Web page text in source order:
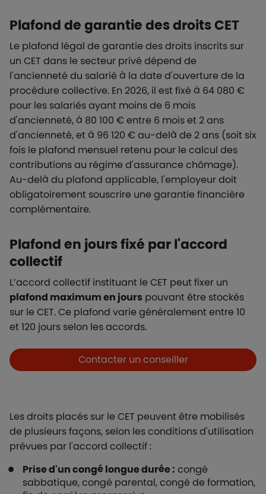
Plafond de garantie des droits CET
Le plafond légal de garantie des droits inscrits sur
un CET dans le secteur privé dépend de
l'ancienneté du salarié à la date d'ouverture de la
procédure collective. En 2026, il est fixé à 64 080 €
pour les salariés ayant moins de 6 mois
d'ancienneté, à 80 100 € entre 6 mois et 2 ans
d'ancienneté, et à 96 120 € au-delà de 2 ans (soit six
fois le plafond mensuel retenu pour le calcul des
contributions au régime d'assurance chômage).
Au-delà du plafond applicable, l'employeur doit
obligatoirement souscrire une garantie financière
complémentaire.
Plafond en jours fixé par l'accord
collectif
L’accord collectif instituant le CET peut fixer un
plafond maximum en jours pouvant être stockés
sur le CET. Ce plafond varie généralement entre 10
et 120 jours selon les accords.
Boutons et liensContacter un conseiller
Les droits placés sur le CET peuvent être mobilisés
de plusieurs façons, selon les conditions d'utilisation
prévues par l'accord collectif :
Prise d'un congé longue durée : congé
sabbatique, congé parental, congé de formation,